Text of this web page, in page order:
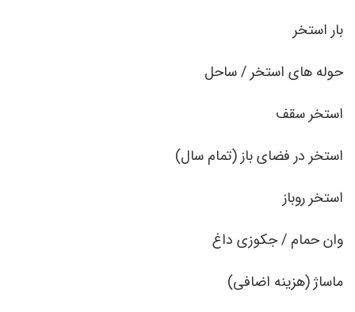
بار استخر
حوله های استخر / ساحل
استخر سقف
استخر در فضای باز (تمام سال)
استخر روباز
وان حمام / جکوزی داغ
ماساژ (هزینه اضافی)